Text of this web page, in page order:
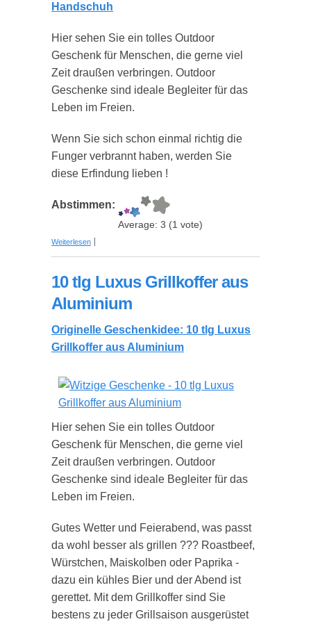
Handschuh
Hier sehen Sie ein tolles Outdoor
Geschenk für Menschen, die gerne viel
Zeit draußen verbringen. Outdoor
Geschenke sind ideale Begleiter für das
Leben im Freien.
Wenn Sie sich schon einmal richtig die
Funger verbrannt haben, werden Sie
diese Erfindung lieben !
Abstimmen:
Average: 3 (1 vote)
Weiterlesen über Hitzeschutz Handschuh
10 tlg Luxus Grillkoffer aus
Aluminium
Originelle Geschenkidee: 10 tlg Luxus
Grillkoffer aus Aluminium
Hier sehen Sie ein tolles Outdoor
Geschenk für Menschen, die gerne viel
Zeit draußen verbringen. Outdoor
Geschenke sind ideale Begleiter für das
Leben im Freien.
Gutes Wetter und Feierabend, was passt
da wohl besser als grillen ??? Roastbeef,
Würstchen, Maiskolben oder Paprika -
dazu ein kühles Bier und der Abend ist
gerettet. Mit dem Grillkoffer sind Sie
bestens zu jeder Grillsaison ausgerüstet